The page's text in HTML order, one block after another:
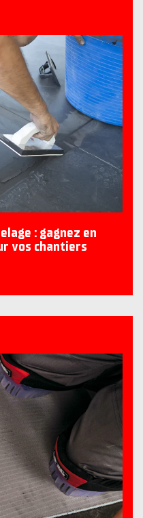
: gagnez en
vos chantiers